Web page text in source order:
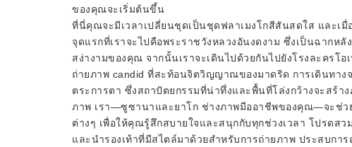
ของคุณจะเริ่มต้นขึ้น
ที่นี่คุณจะมีเวลาเปลี่ยนชุดเป็นชุดฟลาเมงโกสีสันสดใส และ
จุดแรกที่เราจะไปคือพระราชวังหลวงอันงดงาม ซึ่งเป็นฉาก
สง่างามของคุณ จากนั้นเราจะเดินไปด้วยกันไปยังโรงละครโอ
ถ่ายภาพ candid ที่สะท้อนจิตวิญญาณของมาดริด การเดินทาง
ตระการตา ซึ่งสถาปัตยกรรมที่น่าทึ่งและพื้นที่โล่งกว้างจะสร้า
ภาพ เรา—ซูซานาและยาโก ช่างภาพมืออาชีพของคุณ—จะช่ว
ต่างๆ เพื่อให้คุณรู้สึกสบายใจและสนุกกับทุกช่วงเวลา โปรดสว
และนำรองเท้าที่มีสไตล์มาด้วยสำหรับการถ่ายภาพ ประสบก